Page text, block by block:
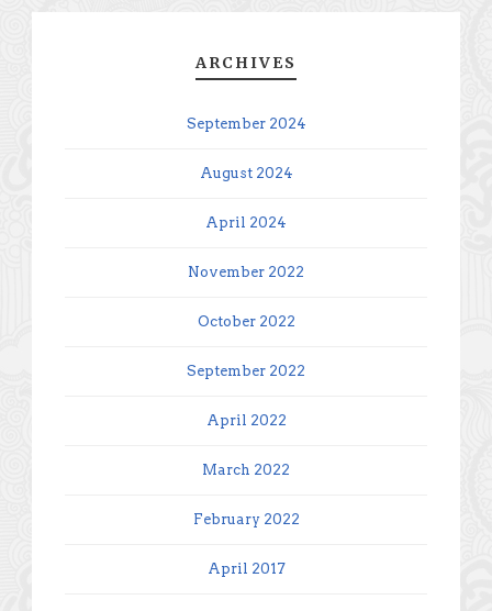
ARCHIVES
September 2024
August 2024
April 2024
November 2022
October 2022
September 2022
April 2022
March 2022
February 2022
April 2017